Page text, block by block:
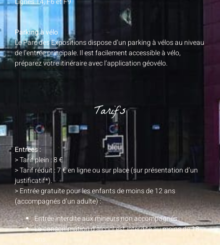
Parking à vélo
Le Parc des Expositions dispose d’un parking à vélos au niveau
de l’entrée principale. Il est facilement accessible à vélo,
préparez votre itinéraire avec l’application géovélo.
Tarifs
Entrées :
> Tarif plein : 8 €
> Tarif réduit : 7 € en ligne ou sur place (sur présentation d’un
justificatif*).
> Entrée gratuite pour les enfants de moins de 12 ans
(accompagnés d’un adulte) :
Entrée interdite aux mineurs non accompagnés,
La consommation d’alcool est interdite au moins de 18
ans.